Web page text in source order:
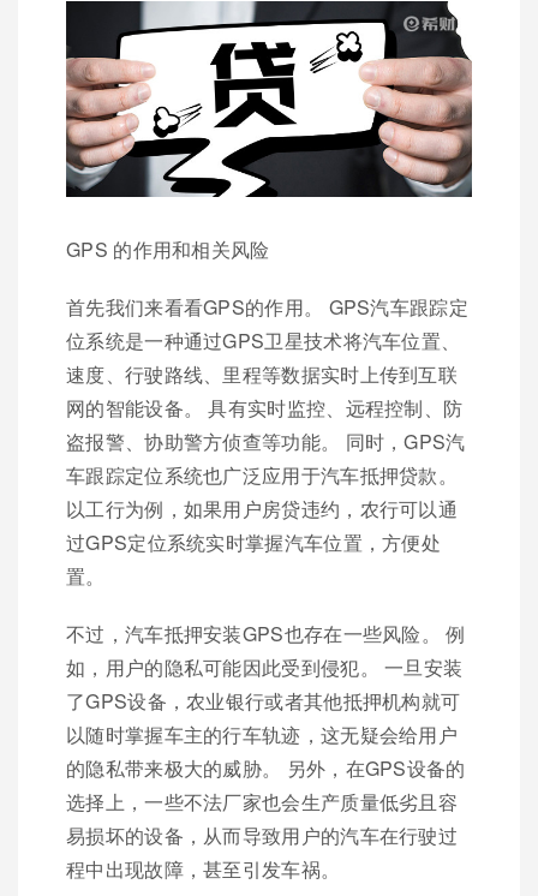
GPS 的作用和相关风险
首先我们来看看GPS的作用。 GPS汽车跟踪定
位系统是一种通过GPS卫星技术将汽车位置、
速度、行驶路线、里程等数据实时上传到互联
网的智能设备。 具有实时监控、远程控制、防
盗报警、协助警方侦查等功能。 同时，GPS汽
车跟踪定位系统也广泛应用于汽车抵押贷款。
以工行为例，如果用户房贷违约，农行可以通
过GPS定位系统实时掌握汽车位置，方便处
置。
不过，汽车抵押安装GPS也存在一些风险。 例
如，用户的隐私可能因此受到侵犯。 一旦安装
了GPS设备，农业银行或者其他抵押机构就可
以随时掌握车主的行车轨迹，这无疑会给用户
的隐私带来极大的威胁。 另外，在GPS设备的
选择上，一些不法厂家也会生产质量低劣且容
易损坏的设备，从而导致用户的汽车在行驶过
程中出现故障，甚至引发车祸。